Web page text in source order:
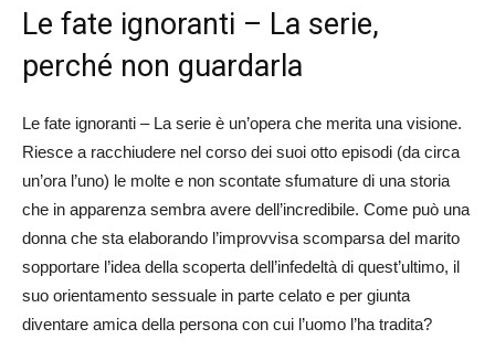
Le fate ignoranti – La serie,
perché non guardarla
Le fate ignoranti – La serie è un’opera che merita una visione.
Riesce a racchiudere nel corso dei suoi otto episodi (da circa
un’ora l’uno) le molte e non scontate sfumature di una storia
che in apparenza sembra avere dell’incredibile. Come può una
donna che sta elaborando l’improvvisa scomparsa del marito
sopportare l’idea della scoperta dell’infedeltà di quest’ultimo, il
suo orientamento sessuale in parte celato e per giunta
diventare amica della persona con cui l’uomo l’ha tradita?